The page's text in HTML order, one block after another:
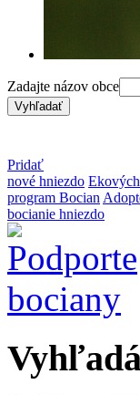
Zadajte názov obce
Pridať
nové hniezdo
program Bocian
bocianie hniezdo